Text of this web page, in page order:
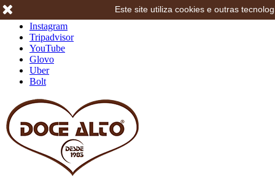
Instagram
Tripadvisor
YouTube
Glovo
Uber
Bolt
Este site utiliza cookies e outras